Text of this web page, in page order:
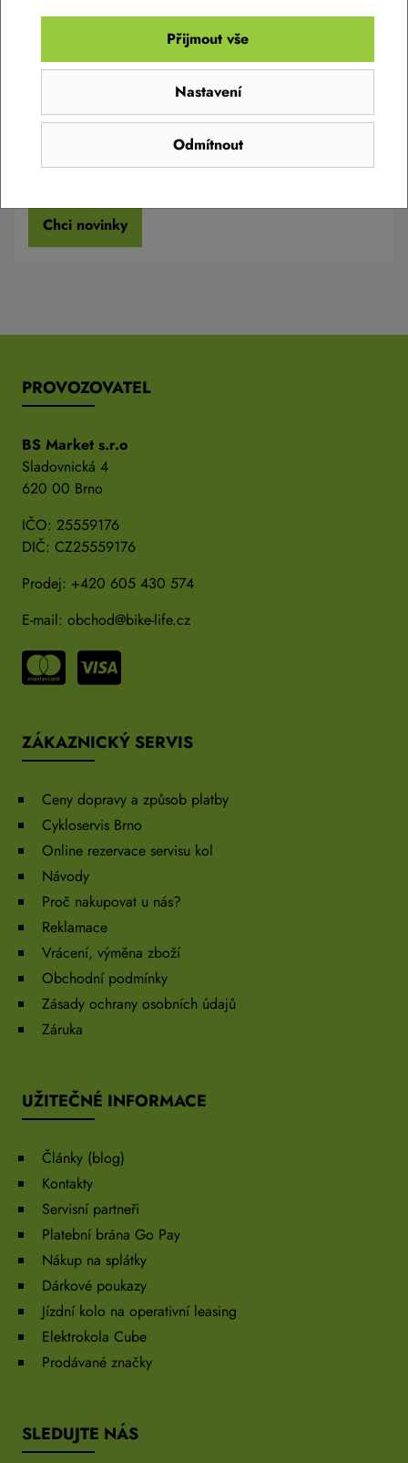
ZADEJTE SVŮJ E-MAIL
A získejte přehled o novinkách a akcích
Chci novinky
PROVOZOVATEL
BS Market s.r.o
Sladovnická 4
620 00 Brno
IČO: 25559176
DIČ: CZ25559176
Prodej: +420 605 430 574
E-mail: obchod@bike-life.cz
ZÁKAZNICKÝ SERVIS
Ceny dopravy a způsob platby
Cykloservis Brno
Online rezervace servisu kol
Návody
Proč nakupovat u nás?
Reklamace
Vrácení, výměna zboží
Obchodní podmínky
Zásady ochrany osobních údajů
Záruka
UŽITEČNÉ INFORMACE
Články (blog)
Kontakty
Servisní partneři
Platební brána Go Pay
Nákup na splátky
Dárkové poukazy
Jízdní kolo na operativní leasing
Elektrokola Cube
Prodávané značky
SLEDUJTE NÁS
Odmítnout
Nastavení
Přijmout vše